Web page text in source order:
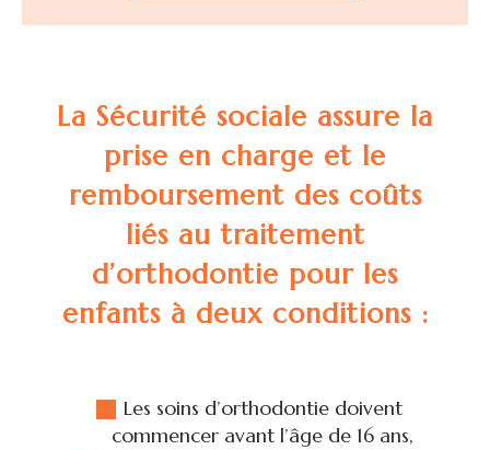
La Sécurité sociale assure la
prise en charge et le
remboursement des coûts
liés au traitement
d’orthodontie pour les
enfants à deux conditions :
Les soins d’orthodontie doivent
commencer avant l’âge de 16 ans,